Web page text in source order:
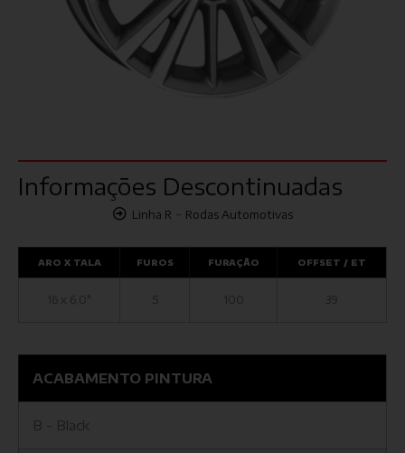
Informações Descontinuadas
Linha R - Rodas Automotivas
ARO X TALA FUROS FURAÇÃO OFFSET / ET
16 x 6,0" 5 100 39
ACABAMENTO PINTURA
B - Black